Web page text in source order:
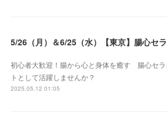
初心者大歓迎！腸から心と身体を癒す 腸心セラ
トとして活躍しませんか？
2025.05.12 01:05